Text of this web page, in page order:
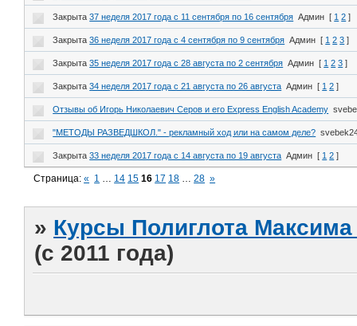
Закрыта37 неделя 2017 года с 11 сентября по 16 сентября Админ [ 1 2 ]
Закрыта36 неделя 2017 года с 4 сентября по 9 сентября Админ [ 1 2 3 ]
Закрыта35 неделя 2017 года с 28 августа по 2 сентября Админ [ 1 2 3 ]
Закрыта34 неделя 2017 года с 21 августа по 26 августа Админ [ 1 2 ]
Отзывы об Игорь Николаевич Серов и его Express English Academy
"МЕТОДЫ РАЗВЕДШКОЛ." - рекламный ход или на самом деле?
Закрыта33 неделя 2017 года с 14 августа по 19 августа Админ [ 1 2 ]
Страница:« 1 … 14 15 16 17 18 … 28 »
» Курсы Полиглота
(с 2011 года)